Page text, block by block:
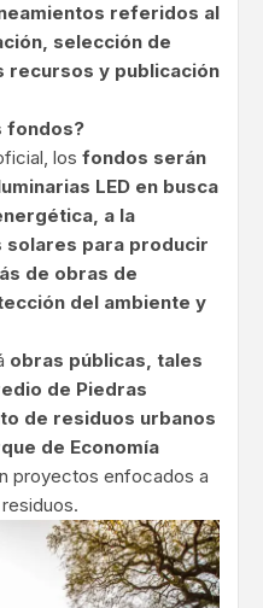
referidos al
selección de
recursos y publicación
fondos?
los fondos serán
LED en busca
a la
solares para producir
de obras de
del ambiente y
obras públicas, tales
de Piedras
de residuos urbanos
de Economía
proyectos enfocados a